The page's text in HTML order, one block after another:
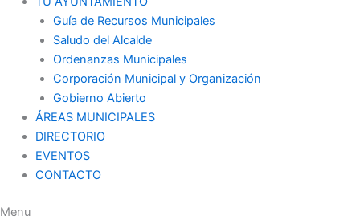
Guía de Recursos Municipales
Saludo del Alcalde
Ordenanzas Municipales
Corporación Municipal y Organización
Gobierno Abierto
ÁREAS MUNICIPALES
DIRECTORIO
EVENTOS
CONTACTO
Menu